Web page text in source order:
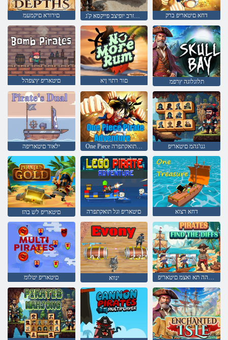
םירורא םיקמעמ טאריפ לזרב יופיצב פייקסא ק'ג דחא םיטאריפ ברק
םיטאריפ ץיצפהל םור רתוי ןיא תלוגלוגה ץרפמ
ילאוד םיטאריפה One Piece לש םיטאריפ תואקתפרה גנו'גהמ םיטאריפ
םיטאריפ לש בהז םיטאריפ וגל תואקתפרה דחא רצוא
םיטאריפ יטלומ ינווא